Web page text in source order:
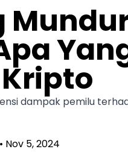
dampak pemilu
Nov 5, 2024